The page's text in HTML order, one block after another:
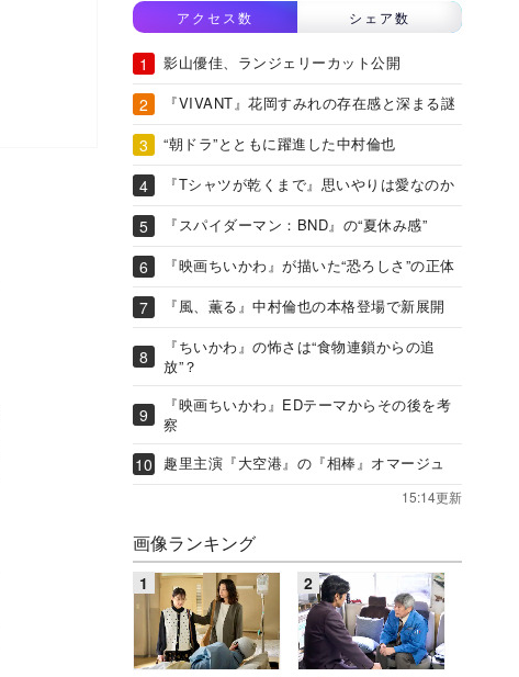
アクセス数 シェア数
影山優佳、ランジェリーカット公開
『VIVANT』花岡すみれの存在感と深まる謎
“朝ドラ”とともに躍進した中村倫也
『Tシャツが乾くまで』思いやりは愛なのか
『スパイダーマン：BND』の“夏休み感”
『映画ちいかわ』が描いた“恐ろしさ”の正体
『風、薫る』中村倫也の本格登場で新展開
『ちいかわ』の怖さは“食物連鎖からの追
放”？
『映画ちいかわ』EDテーマからその後を考
察
趣里主演『大空港』の『相棒』オマージュ
15:14更新
画像ランキング